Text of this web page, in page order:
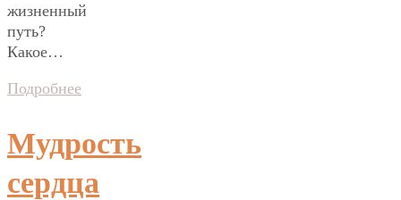
жизненный
путь?
Какое…
Подробнее
Мудрость
сердца